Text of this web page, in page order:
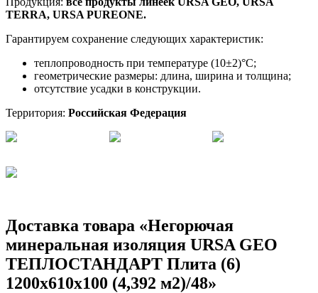
TERRA, URSA PUREONE.
Гарантируем сохранение следующих характеристик:
теплопроводность при температуре (10±2)°С;
геометрические размеры: длина, ширина и толщина;
отсутствие усадки в конструкции.
Территория: Российская Федерация
Доставка товара «Негорючая
минеральная изоляция URSA GEO
ТЕПЛОСТАНДАРТ Плита (6)
1200х610х100 (4,392 м2)/48»